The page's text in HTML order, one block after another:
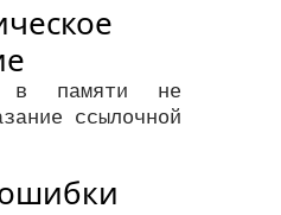
в памяти не
ссылочной